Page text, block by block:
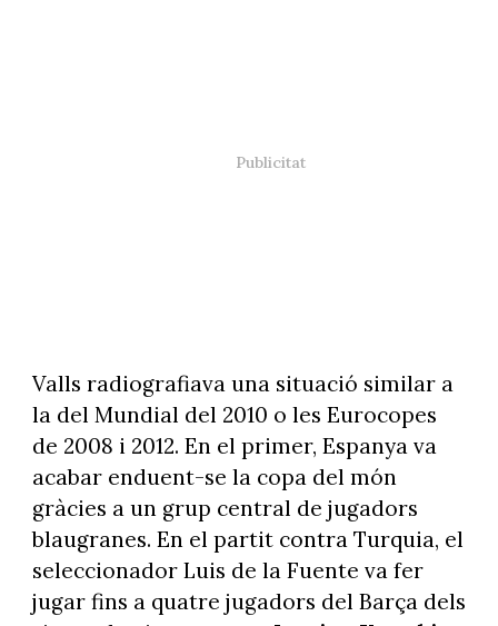
Valls radiografiava una situació similar a
la del Mundial del 2010 o les Eurocopes
de 2008 i 2012. En el primer, Espanya va
acabar enduent-se la copa del món
gràcies a un grup central de jugadors
blaugranes. En el partit contra Turquia, el
seleccionador Luis de la Fuente va fer
jugar fins a quatre jugadors del Barça dels